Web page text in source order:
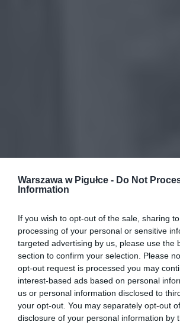
Warszawa w Pigułce - Do Not
Information
If you wish to opt-out of the sale, sharing
processing of your personal or sensitive
targeted advertising by us, please use the
section to confirm your selection. Please
opt-out request is processed you may
interest-based ads based on personal
us or personal information disclosed to
your opt-out. You may separately opt-out
disclosure of your personal information by